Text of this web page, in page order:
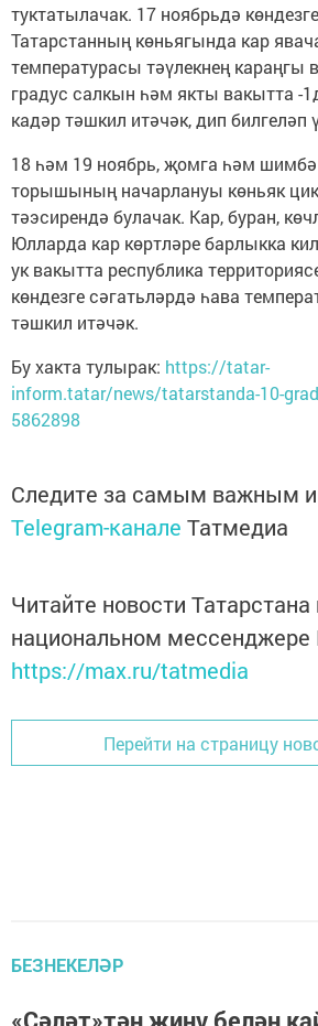
туктатылачак. 17 ноябрьдә
Татарстанның көньягында кар
температурасы тәүлекнең караңгы
градус салкын һәм якты вакытта -
кадәр тәшкил итәчәк, дип билгеләп
18 һәм 19 ноябрь, җомга һәм шимбә
торышының начарлануы көньяк
тәэсирендә булачак. Кар, буран,
Юлларда кар көртләре барлыкка
ук вакытта республика
көндезге сәгатьләрдә һава
тәшкил итәчәк.
Бу хакта тулырак: https://tatar-
inform.tatar/news/tatarstanda-10-
5862898
Следите за самым важным
Telegram-канале Татмедиа
Читайте новости Татарстана
национальном мессенджере
https://max.ru/tatmedia
Перейти на страницу
БЕЗНЕКЕЛӘР